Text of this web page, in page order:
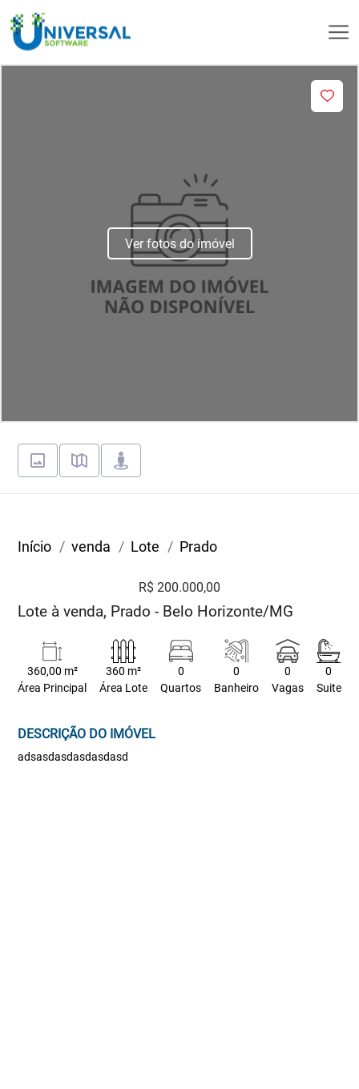
Ver fotos do imóvel
Início venda Lote Prado
R$ 200.000,00
Lote à venda, Prado - Belo Horizonte/MG
360,00 m²
Área Principal
360 m²
Área Lote
0
Quartos
0
Banheiro
0
Vagas
0
Suite
DESCRIÇÃO DO IMÓVEL
adsasdasdasdasdasd